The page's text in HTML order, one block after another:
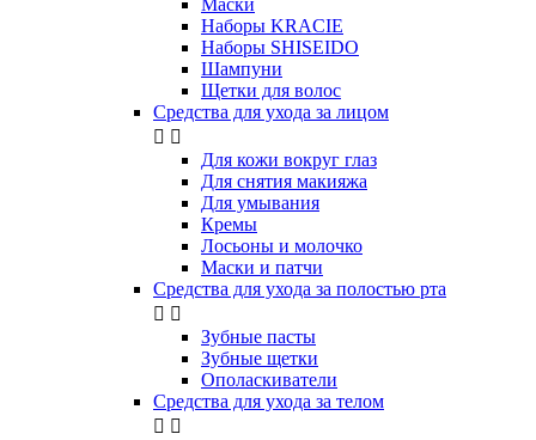
Маски
Наборы KRACIE
Наборы SHISEIDO
Шампуни
Щетки для волос
Средства для ухода за лицом
 
Для кожи вокруг глаз
Для снятия макияжа
Для умывания
Кремы
Лосьоны и молочко
Маски и патчи
Средства для ухода за полостью рта
 
Зубные пасты
Зубные щетки
Ополаскиватели
Средства для ухода за телом
 